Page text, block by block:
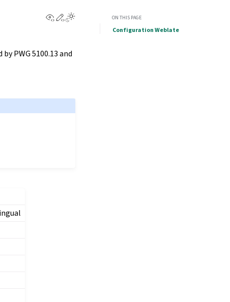
View this page
Edit this page
PWG 5100.13 and
ON THIS PAGE
Configuration Weblate